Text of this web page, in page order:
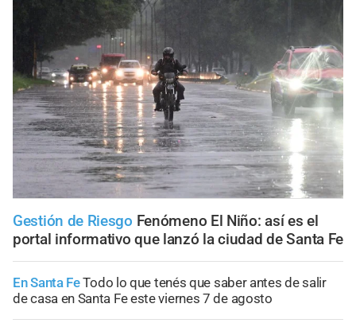
Gestión de Riesgo Fenómeno El Niño: así es el
portal informativo que lanzó la ciudad de Santa Fe
En Santa FeTodo lo que tenés que saber antes de salir
de casa en Santa Fe este viernes 7 de agosto